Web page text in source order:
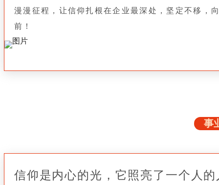
漫漫征程，让信仰扎根在企业最深处，坚定不移，
前！
事
信仰是内心的光，它照亮了一个人